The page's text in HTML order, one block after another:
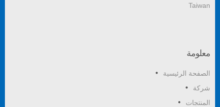
Taiwan
معلومة
الصفحة الرئيسية
شركة
المنتجات